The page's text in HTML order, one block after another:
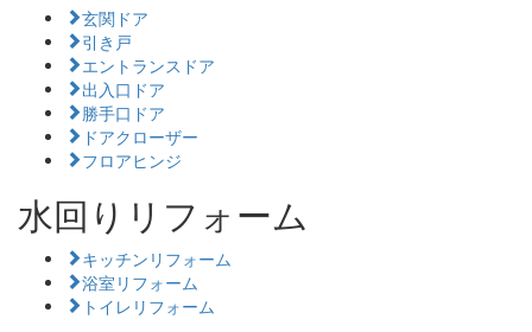
玄関ドア
引き戸
エントランスドア
出入口ドア
勝手口ドア
ドアクローザー
フロアヒンジ
水回りリフォーム
キッチンリフォーム
浴室リフォーム
トイレリフォーム